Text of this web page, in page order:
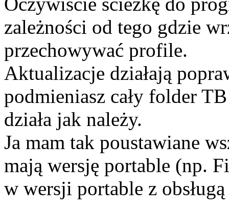
zależności od tego gdzie
przechowywać profile.
Aktualizacje działają
podmieniasz cały folder
działa jak należy.
Ja mam tak poustawiane
mają wersję portable (np.
w wersji portable z